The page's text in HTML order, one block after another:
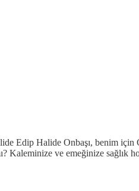
Edip Halide Onbaşı, benim
Kaleminize ve emeğinize sağlık